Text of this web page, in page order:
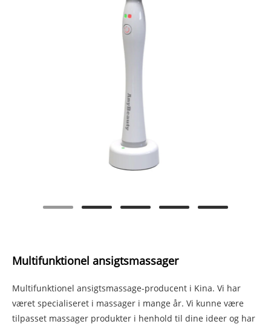
Multifunktionel ansigtsmassager
Multifunktionel ansigtsmassage-producent i Kina. Vi har
været specialiseret i massager i mange år. Vi kunne være
tilpasset massager produkter i henhold til dine ideer og har